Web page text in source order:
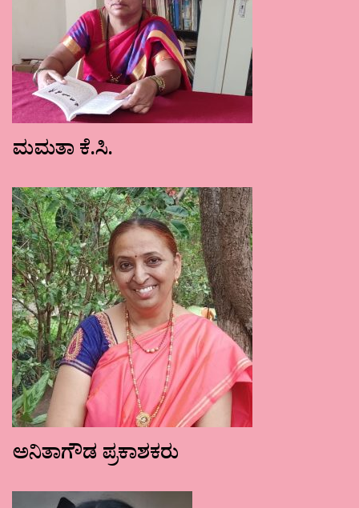
ಮಮತಾ ಕೆ.ಸಿ.
ಅನಿತಾಗೌಡ ಪ್ರಕಾಶಕರು